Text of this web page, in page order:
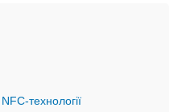
технології